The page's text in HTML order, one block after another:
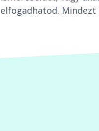
elfogadhatod. Mindezt